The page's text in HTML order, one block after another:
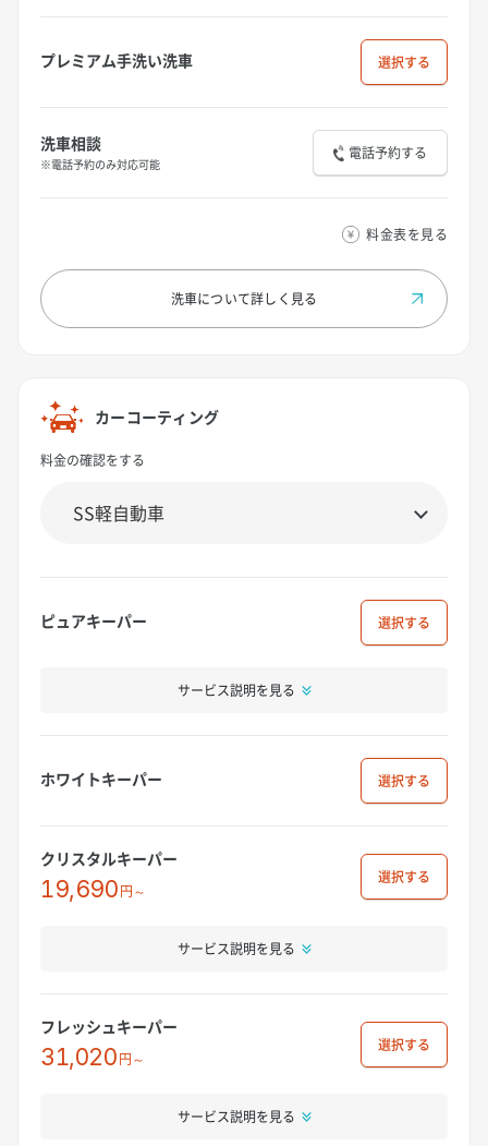
プレミアム手洗い洗車 選択
洗車相談
※電話予約のみ対応可能
電話予約する
料金表を見る
洗車について詳しく見る
カーコーティング
料金の確認をする
ピュアキーパー 選択
サービス説明を見る
ホワイトキーパー 選択
クリスタルキーパー
19,690円～
選択
サービス説明を見る
フレッシュキーパー
31,020円～
選択
サービス説明を見る